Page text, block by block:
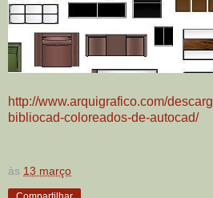
http://www.arquigrafico.com/
bibliocad-coloreados-de-autocad/
às 13 março